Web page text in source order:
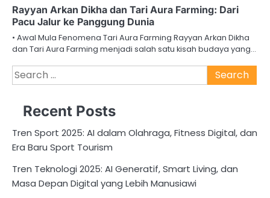
Rayyan Arkan Dikha dan Tari Aura Farming: Dari
Pacu Jalur ke Panggung Dunia
• Awal Mula Fenomena Tari Aura Farming Rayyan Arkan Dikha
dan Tari Aura Farming menjadi salah satu kisah budaya yang…
Search
for:
Recent Posts
Tren Sport 2025: AI dalam Olahraga, Fitness Digital, dan
Era Baru Sport Tourism
Tren Teknologi 2025: AI Generatif, Smart Living, dan
Masa Depan Digital yang Lebih Manusiawi